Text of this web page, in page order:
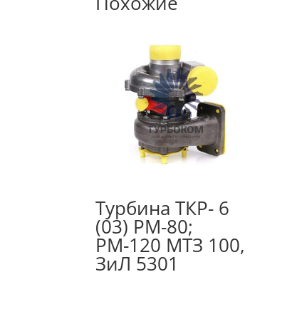
Турбина ТКР- 6
(03) РМ-80;
РМ-120 МТЗ 100,
ЗиЛ 5301